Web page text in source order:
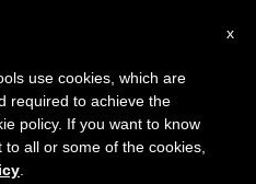
x
use cookies, which are
required to achieve the
policy. If you want to know
all or some of the cookies,